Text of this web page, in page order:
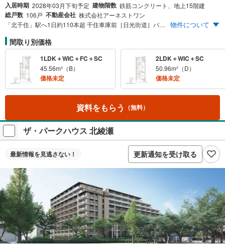
入居時期 2028年03月下旬予定 建物階数 鉄筋コンクリート、地上15階建
総戸数 106戸 不動産会社 株式会社アーネストワン
「北千住」駅へ1日約110本超 千住車庫前［日光街道］バス停 徒歩2分「北千住」駅 バス6～10分※4 東武伊勢崎線「北千住」駅 直通5分※2 東武伊勢崎線「五反野」駅 徒歩9分※5 1LDK～3LDK 44.80m²～67.46m² 全12タイプの多彩なプラン 総戸数106戸の大規模レジデンス ZEH-M Oriented取得 第1期予定販売価格 1LDK 45m²超 4,800万円台～※100万円単位 ファミリータイプ 5,800万円台※100万円単位 8月1日（土）～ 北千住にてモデルルームオープン！資料請求・来場予約受付中 ※1 東武スカイツリーライン「五反野」駅（約660m） ※2 「北千住」駅へ5分（4分）:東武スカイツリーライン利用。（ ）内は日中時。 ※3 「上野」駅へ16分（14分）:東武スカイツリーライン利用。（ ）内は日中時。 ※4 「千住車庫前〔日光街道〕」バス停へ徒歩2分（約90m） ※5 東武スカイツリーライン「五反野」駅（約660m） ※電車による所要時間は、「駅すぱあと」ホームページに基づいて作成しています。掲載の時間は通勤時および日中平常時のものです。通勤時＝目的駅へのと到着時刻を8時30分に設定、日中時＝目的駅への到着時刻を11時から16時に設定した上で算出しております。乗換、待ち時間が含まれます。 ※掲載の情報は2026年5月時点のもので、ダイヤ改正により変更となる場合がございます。 ※バスによる所要時間は、「NAVITIME」ホームページに基づいて作成しています。 ※所要時間は、交通状況により変動する場合があります。
物件について
間取り別価格
1LDK＋WIC＋FC＋SC
45.56m²（B）
価格未定
2LDK＋WIC＋SC
50.96m²（D）
価格未定
資料をもらう （無料）
ザ・パークハウス 北綾瀬
最新情報を見逃さない！ 更新通知を受け取る